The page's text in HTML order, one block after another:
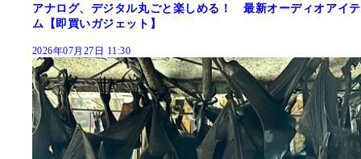
アナログ、デジタル丸ごと楽しめる！ 最新オーディオアイテ
ム【即買いガジェット】
2026年07月27日 11:30